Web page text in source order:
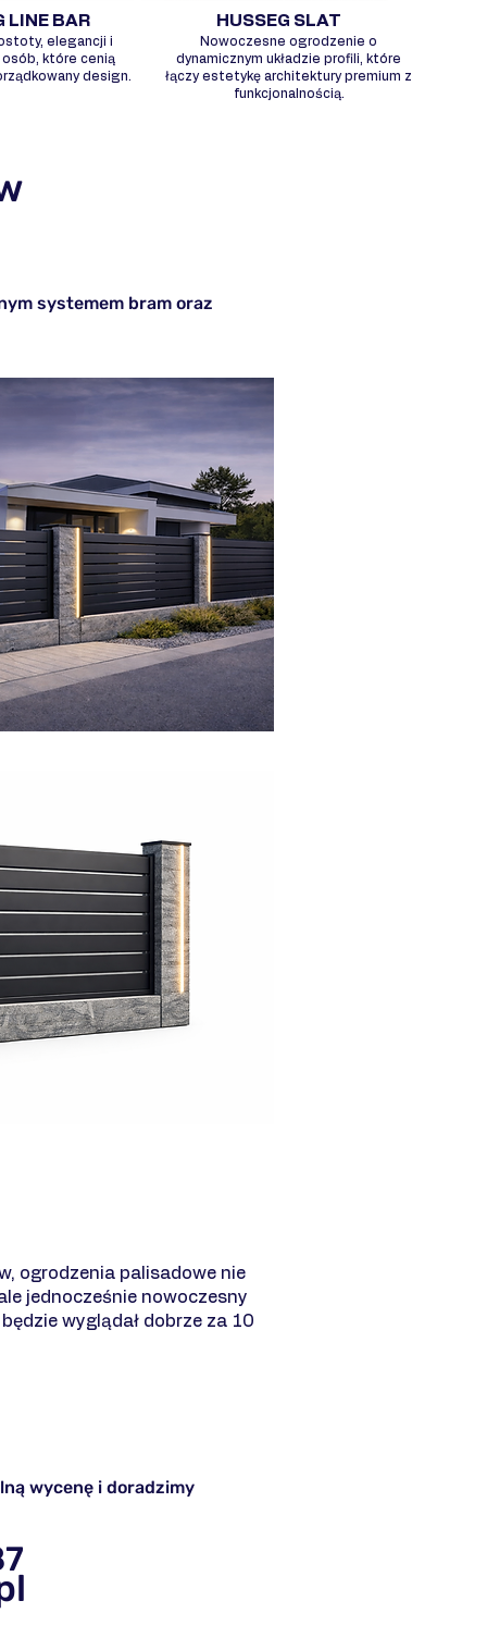
LINE BAR
elegancji i
które cenią
design.
HUSSEG SLAT
Nowoczesne ogrodzenie o
dynamicznym układzie profili, które
łączy estetykę architektury premium z
funkcjonalnością.
systemem bram oraz
ogrodzenia palisadowe nie
jednocześnie nowoczesny
wyglądał dobrze za 10
wycenę i doradzimy